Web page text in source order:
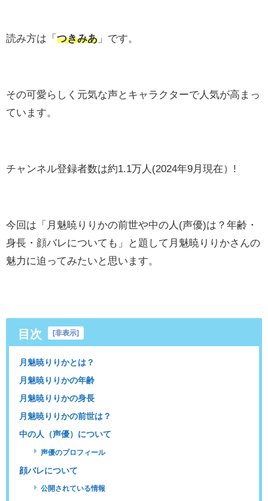
読み方は「 つきみあ 」です。
その可愛らしく元気な声とキャラクターで人気が高まっ
ています。
チャンネル登録者数は約1.1万人(2024年9月現在）!
今回は「月魅暁りりかの前世や中の人(声優)は？年齢・
身長・顔バレについても」と題して月魅暁りりかさんの
魅力に迫ってみたいと思います。
目次 [非表示]
月魅暁りりかとは？
月魅暁りりかの年齢
月魅暁りりかの身長
月魅暁りりかの前世は？
中の人（声優）について
声優のプロフィール
顔バレについて
公開されている情報